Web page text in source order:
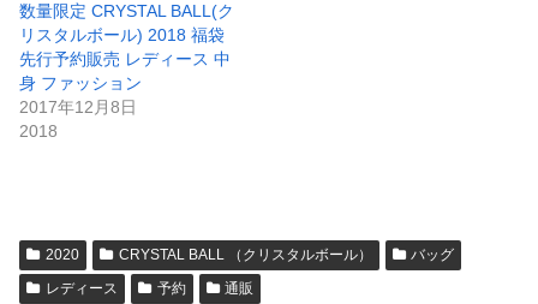
数量限定 CRYSTAL BALL(ク
リスタルボール) 2018 福袋
先行予約販売 レディース 中
身 ファッション
2017年12月8日
2018
2020 CRYSTAL BALL （クリスタルボール）
バッグ
レディース
予約 通販